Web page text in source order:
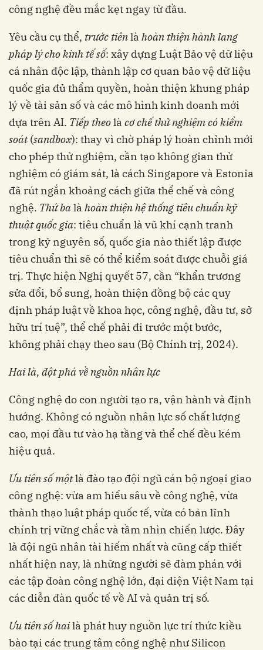
công nghệ đều mắc kẹt ngay từ đầu.
Yêu cầu cụ thể, trước tiênlà hoàn thiện hành lang
pháp lý cho kinh tế số: xây dựng Luật Bảo vệ dữ liệu
cá nhân độc lập, thành lập cơ quan bảo vệ dữ liệu
quốc gia đủ thẩm quyền, hoàn thiện khung pháp
lý về tài sản số và các mô hình kinh doanh mới
dựa trên AI. Tiếp theolà cơ chế thử nghiệm có kiểm
soát(sandbox): thay vì chờ pháp lý hoàn chỉnh mới
cho phép thử nghiệm, cần tạo không gian thử
nghiệm có giám sát, là cách Singapore và Estonia
đã rút ngắn khoảng cách giữa thể chế và công
nghệ. Thứ balà hoàn thiện hệ thống tiêu chuẩn kỹ
thuật quốc gia: tiêu chuẩn là vũ khí cạnh tranh
trong kỷ nguyên số, quốc gia nào thiết lập được
tiêu chuẩn thì sẽ có thể kiểm soát được chuỗi giá
trị. Thực hiện Nghị quyết 57, cần “khẩn trương
sửa đổi, bổ sung, hoàn thiện đồng bộ các quy
định pháp luật về khoa học, công nghệ, đầu tư, sở
hữu trí tuệ”, thể chế phải đi trước một bước,
không phải chạy theo sau (Bộ Chính trị, 2024).
Hai là, đột phá về nguồn nhân lực
Công nghệ do con người tạo ra, vận hành và định
hướng. Không có nguồn nhân lực số chất lượng
cao, mọi đầu tư vào hạ tầng và thể chế đều kém
hiệu quả.
Ưu tiên số mộtlà đào tạo đội ngũ cán bộ ngoại giao
công nghệ: vừa am hiểu sâu về công nghệ, vừa
thành thạo luật pháp quốc tế, vừa có bản lĩnh
chính trị vững chắc và tầm nhìn chiến lược. Đây
là đội ngũ nhân tài hiếm nhất và cũng cấp thiết
nhất hiện nay, là những người sẽ đàm phán với
các tập đoàn công nghệ lớn, đại diện Việt Nam tại
các diễn đàn quốc tế về AI và quản trị số.
Ưu tiên số hailà phát huy nguồn lực trí thức kiều
bào tại các trung tâm công nghệ như Silicon